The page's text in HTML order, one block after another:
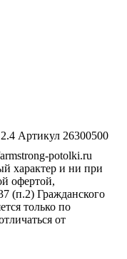
2.4 Артикул 26300500
potolki.ru
характер и ни при
офертой,
(п.2) Гражданского
только по
от